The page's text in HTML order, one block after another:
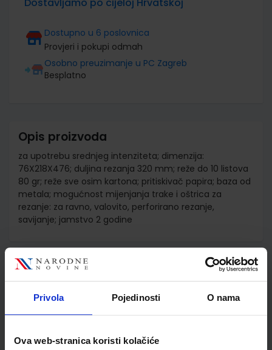
Privola Pojedinosti O nama
Ova web-stranica koristi kolačiće
Dostupno u 6 poslovnica
Provjeri i pokupi odmah
Osobno preuzimanje u PC Zagreb
Besplatno
Opis proizvoda
za upotrebu srednjeg intenziteta; dimenzija:
76X218X476; duljina rezanja 320 mm; reže do 10 listova
80 gr; reže sve osim kartona; pritiskivač papira; baza od
metala; mogućnost mijenjanja trake i oštrica za
rezanje: za ravno, valovito, perforirano rezanje,
savijanje; jamstvo 2 godine
Detalji proizvoda
Šifra proizvoda
897929
Jedinična mjera